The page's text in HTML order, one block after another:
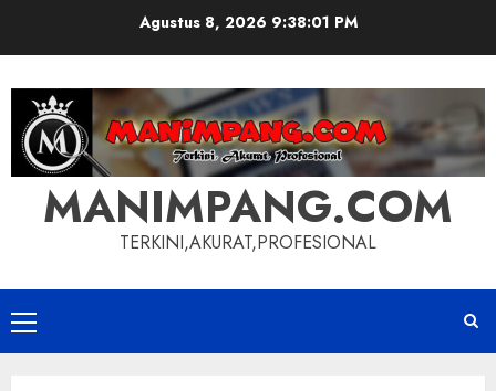
Agustus 8, 2026 9:38:01 PM
MANIMPANG.COM
TERKINI,AKURAT,PROFESIONAL
Primary
Menu